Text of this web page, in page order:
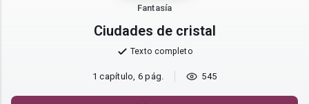
Fantasía
Ciudades de cristal
Texto completo
1 capítulo, 6 pág. 545